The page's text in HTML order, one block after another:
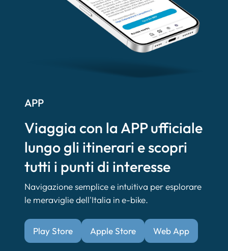
APP
Viaggia con la APP ufficiale
lungo gli itinerari e scopri
tutti i punti di interesse
Navigazione semplice e intuitiva per esplorare
le meraviglie dell'Italia in e-bike.
Play Store Apple Store Web App